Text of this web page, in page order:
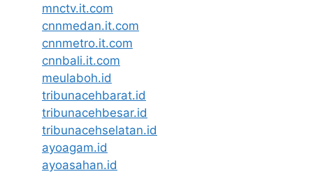
mnctv.it.com
cnnmedan.it.com
cnnmetro.it.com
cnnbali.it.com
meulaboh.id
tribunacehbarat.id
tribunacehbesar.id
tribunacehselatan.id
ayoagam.id
ayoasahan.id